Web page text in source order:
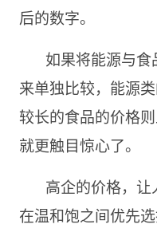
后的数字。
如果将能源与
来单独比较，能源
较长的食品的价格
就更触目惊心了。
高企的价格，让
在温和饱之间优先